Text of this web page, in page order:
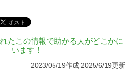
たこの情報で助かる人がどこかに
います！
2023/05/19作成 2025/6/19更新